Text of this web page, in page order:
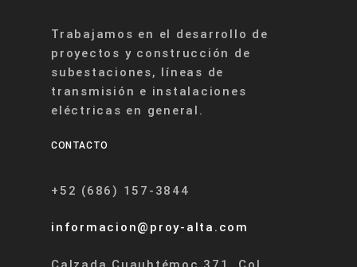
Trabajamos en el desarrollo de
proyectos y construcción de
subestaciones, líneas de
transmisión e instalaciones
eléctricas en general.
CONTACTO
+52 (686) 157-3844
informacion@proy-alta.com